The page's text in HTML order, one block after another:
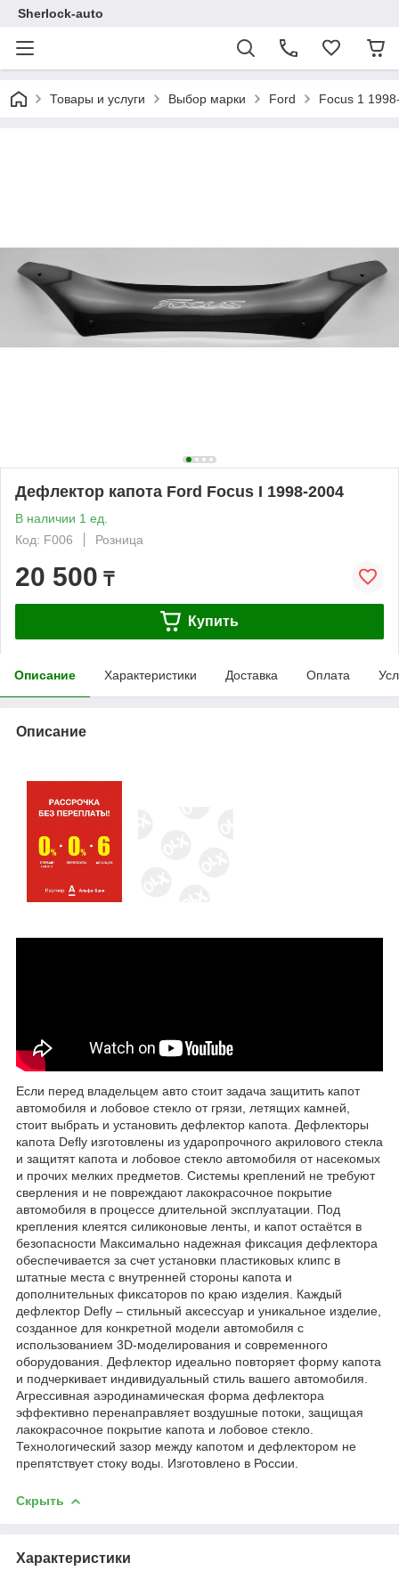
Sherlock-auto
Товары и услуги Выбор марки Ford Focus 1
Дефлектор капота Ford Focus I 1998-2004
В наличии 1 ед.
Код: F006
Розница
20 500 ₸
Купить
Описание Характеристики Доставка Оплата
Описание
Если перед владельцем авто стоит задача защитить капот
автомобиля и лобовое стекло от грязи, летящих камней,
стоит выбрать и установить дефлектор капота. Дефлекторы
капота Defly изготовлены из ударопрочного акрилового стекла
и защитят капота и лобовое стекло автомобиля от насекомых
и прочих мелких предметов. Системы креплений не требуют
сверления и не повреждают лакокрасочное покрытие
автомобиля в процессе длительной эксплуатации. Под
крепления клеятся силиконовые ленты, и капот остаётся в
безопасности Максимально надежная фиксация дефлектора
обеспечивается за счет установки пластиковых клипс в
штатные места с внутренней стороны капота и
дополнительных фиксаторов по краю изделия. Каждый
дефлектор Defly – стильный аксессуар и уникальное изделие,
созданное для конкретной модели автомобиля с
использованием 3D-моделирования и современного
оборудования. Дефлектор идеально повторяет форму капота
и подчеркивает индивидуальный стиль вашего автомобиля.
Агрессивная аэродинамическая форма дефлектора
эффективно перенаправляет воздушные потоки, защищая
лакокрасочное покрытие капота и лобовое стекло.
Технологический зазор между капотом и дефлектором не
препятствует стоку воды. Изготовлено в России.
Скрыть
Характеристики